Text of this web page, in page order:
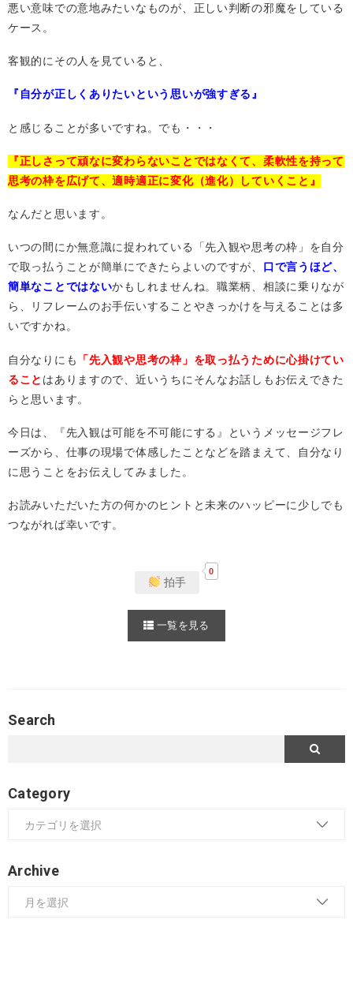
悪い意味での意地みたいなものが、正しい判断の邪魔をしている
ケース。
客観的にその人を見ていると、
『自分が正しくありたいという思いが強すぎる』
と感じることが多いですね。でも・・・
『正しさって頑なに変わらないことではなくて、柔軟性を持って
思考の枠を広げて、適時適正に変化（進化）していくこと』
なんだと思います。
いつの間にか無意識に捉われている「先入観や思考の枠」を自分
で取っ払うことが簡単にできたらよいのですが、
口で言うほど、
簡単なことではないかもしれませんね。職業柄、相談に乗りなが
ら、リフレームのお手伝いすることやきっかけを与えることは多
いですかね。
自分なりにも 「先入観や思考の枠」を取っ払うために心掛けてい
ること はありますので、近いうちにそんなお話しもお伝えできた
らと思います。
今日は、『先入観は可能を不可能にする』というメッセージフレ
ーズから、仕事の現場で体感したことなどを踏まえて、自分なり
に思うことをお伝えしてみました。
お読みいただいた方の何かのヒントと未来のハッピーに少しでも
つながれば幸いです。
拍手
0
一覧を見る
Search
Category
Archive